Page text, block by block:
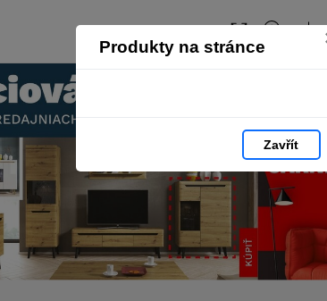
Produkty na stránce
Zavřít